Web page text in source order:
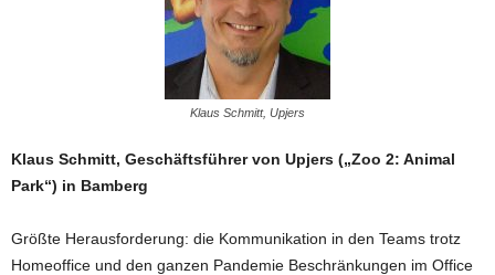
Klaus Schmitt, Upjers
Klaus Schmitt, Geschäftsführer von Upjers („Zoo 2: Animal
Park“) in Bamberg
Größte Herausforderung: die Kommunikation in den Teams trotz
Homeoffice und den ganzen Pandemie Beschränkungen im Office